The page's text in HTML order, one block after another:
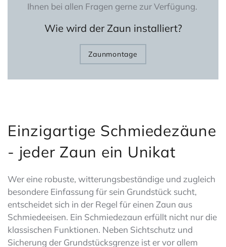
Ihnen bei allen Fragen gerne zur Verfügung.
Wie wird der Zaun installiert?
Zaunmontage
Einzigartige Schmiedezäune
- jeder Zaun ein Unikat
Wer eine robuste, witterungsbeständige und zugleich
besondere Einfassung für sein Grundstück sucht,
entscheidet sich in der Regel für einen Zaun aus
Schmiedeeisen. Ein Schmiedezaun erfüllt nicht nur die
klassischen Funktionen. Neben Sichtschutz und
Sicherung der Grundstücksgrenze ist er vor allem